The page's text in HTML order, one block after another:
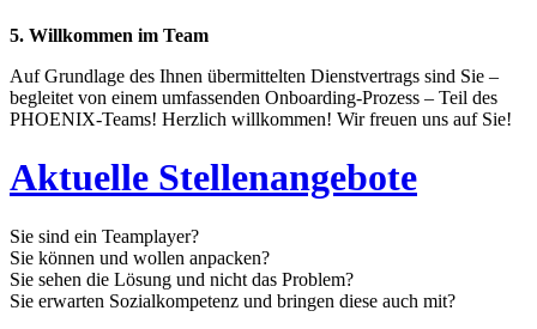
5. Willkommen im Team
Auf Grundlage des Ihnen übermittelten Dienstvertrags sind Sie –
begleitet von einem umfassenden Onboarding-Prozess – Teil des
PHOENIX-Teams! Herzlich willkommen! Wir freuen uns auf Sie!
Aktuelle Stellenangebote
Sie sind ein Teamplayer?
Sie können und wollen anpacken?
Sie sehen die Lösung und nicht das Problem?
Sie erwarten Sozialkompetenz und bringen diese auch mit?